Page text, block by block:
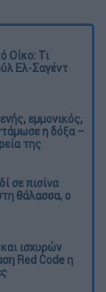
Οίκο: Τι
Ελ-Σαγέντ
εμμονικός,
η δόξα –
της
σε πισίνα
θάλασσα, ο
ισχυρών
Red Code η